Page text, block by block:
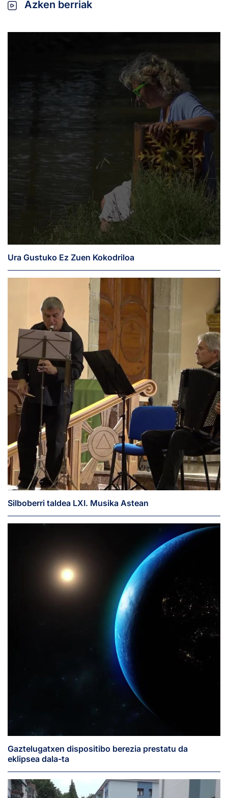
Azken berriak
Ura Gustuko Ez Zuen Kokodriloa
Silboberri taldea LXI. Musika Astean
Gaztelugatxen dispositibo berezia prestatu da
eklipsea dala-ta